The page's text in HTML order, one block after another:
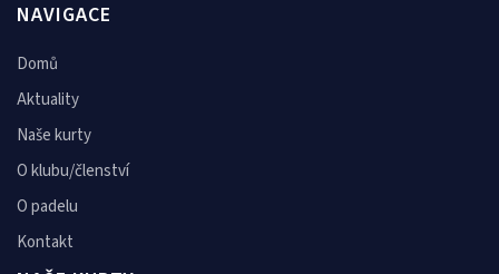
NAVIGACE
Domů
Aktuality
Naše kurty
O klubu/členství
O padelu
Kontakt